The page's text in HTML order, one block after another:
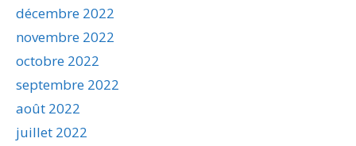
décembre 2022
novembre 2022
octobre 2022
septembre 2022
août 2022
juillet 2022